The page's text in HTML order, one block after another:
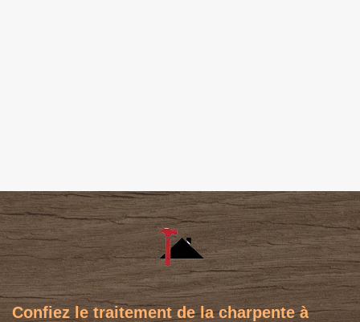
Confiez le traitement de la charpente à